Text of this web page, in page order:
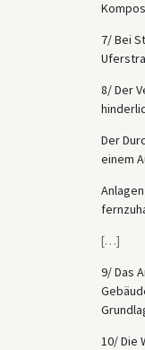
7/ Bei
8/ Der
Der
einem
[…]
9/ Das
10/ Die